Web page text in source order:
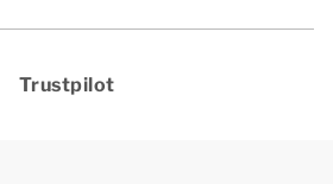
Trustpilot